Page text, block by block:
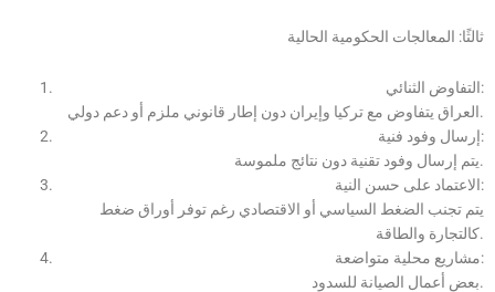
ثالثًا: المعالجات الحكومية الحالية
التفاوض الثنائي:
العراق يتفاوض مع تركيا وإيران دون إطار قانوني ملزم أو دعم دولي.
إرسال وفود فنية:
يتم إرسال وفود تقنية دون نتائج ملموسة.
الاعتماد على حسن النية:
يتم تجنب الضغط السياسي أو الاقتصادي رغم توفر أوراق ضغط
كالتجارة والطاقة.
مشاريع محلية متواضعة:
بعض أعمال الصيانة للسدود.